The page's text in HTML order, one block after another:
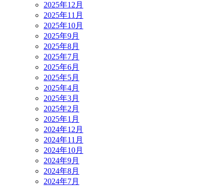
2025年12月
2025年11月
2025年10月
2025年9月
2025年8月
2025年7月
2025年6月
2025年5月
2025年4月
2025年3月
2025年2月
2025年1月
2024年12月
2024年11月
2024年10月
2024年9月
2024年8月
2024年7月